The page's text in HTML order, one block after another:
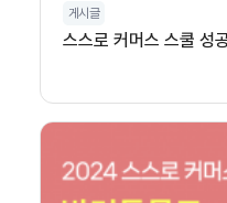
게시글
스스로 커머스 스쿨 성